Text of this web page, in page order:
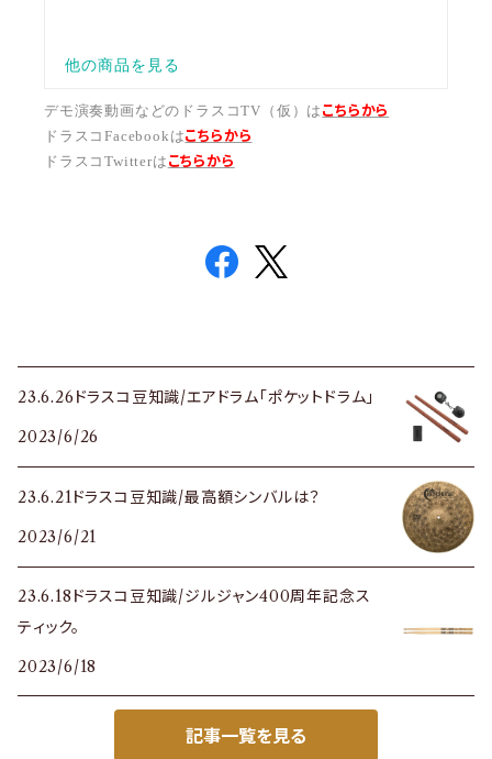
デモ演奏動画などのドラスコTV（仮）は こちらから
ドラスコFacebookはこちらから
ドラスコTwitterは こちらから
23.6.26ドラスコ豆知識/エアドラム「ポケットドラム」
2023/6/26
23.6.21ドラスコ豆知識/最高額シンバルは？
2023/6/21
23.6.18ドラスコ豆知識/ジルジャン400周年記念ス
ティック。
2023/6/18
記事一覧を見る